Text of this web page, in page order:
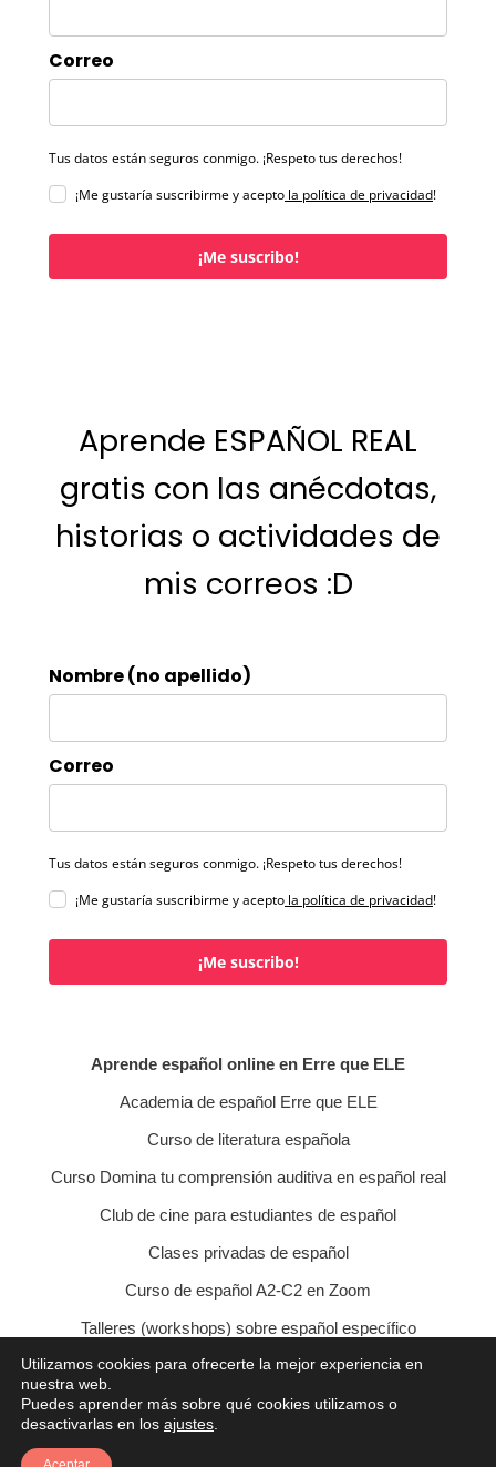
Correo
Tus datos están seguros conmigo. ¡Respeto tus derechos!
¡Me gustaría suscribirme y acepto la política de privacidad!
¡Me suscribo!
Aprende ESPAÑOL REAL
gratis con las anécdotas,
historias o actividades de
mis correos :D
Nombre (no apellido)
Correo
Tus datos están seguros conmigo. ¡Respeto tus derechos!
¡Me gustaría suscribirme y acepto la política de privacidad!
¡Me suscribo!
Aprende español online en Erre que ELE
Academia de español Erre que ELE
Curso de literatura española
Curso Domina tu comprensión auditiva en español real
Club de cine para estudiantes de español
Clases privadas de español
Curso de español A2-C2 en Zoom
Talleres (workshops) sobre español específico
Curso de conversación veraniego
Política de privacidad
Política de cookies
Condiciones de contratación
Utilizamos cookies para ofrecerte la mejor experiencia en
nuestra web.
Puedes aprender más sobre qué cookies utilizamos o
desactivarlas en los ajustes